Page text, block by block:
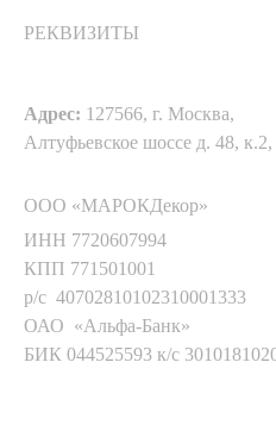
РЕКВИЗИТЫ
Адрес: 127566, г. Москва,
Алтуфьевское шоссе д. 48,
ООО «МАРОКДекор»
ИНН 7720607994
КПП 771501001
р/с 40702810102310001333
ОАО «Альфа-Банк»
БИК 044525593 к/с